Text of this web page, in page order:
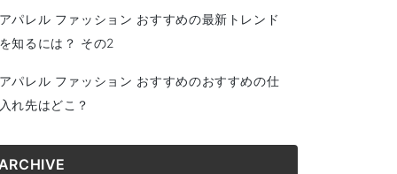
パレル ファッション おすすめの最新トレンド
知るには？ その2
パレル ファッション おすすめのおすすめの仕
れ先はどこ？